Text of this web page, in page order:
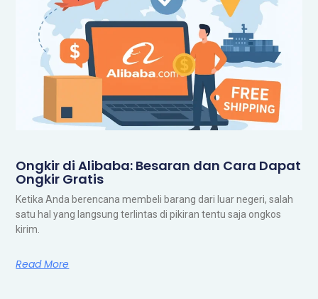
Ongkir di Alibaba: Besaran dan Cara Dapat
Ongkir Gratis
Ketika Anda berencana membeli barang dari luar negeri, salah
satu hal yang langsung terlintas di pikiran tentu saja ongkos
kirim.
Read More